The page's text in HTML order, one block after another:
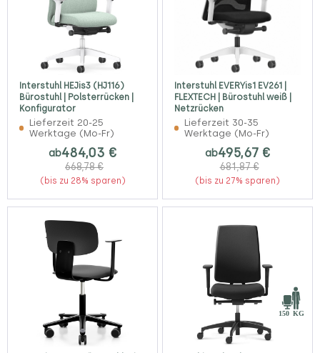
Interstuhl HEJis3 (HJ116)
Bürostuhl | Polsterrücken |
Konfigurator
Lieferzeit 20-25
Werktage (Mo-Fr)
ab484,03 €
668,78 €
(bis zu 28% sparen)
Interstuhl EVERYis1 EV261 |
FLEXTECH | Bürostuhl weiß |
Netzrücken
Lieferzeit 30-35
Werktage (Mo-Fr)
ab495,67 €
681,87 €
(bis zu 27% sparen)